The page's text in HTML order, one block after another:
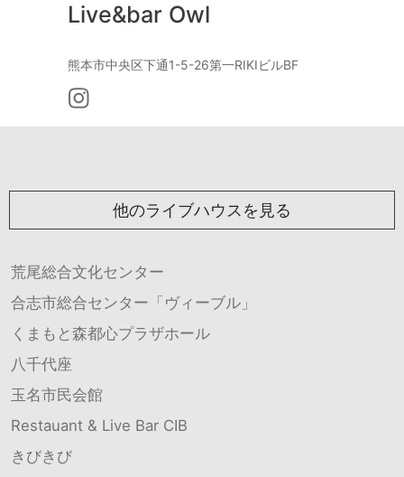
Live&bar Owl
熊本市中央区下通1-5-26第一RIKIビルBF
他のライブハウスを見る
荒尾総合文化センター
合志市総合センター「ヴィーブル」
くまもと森都心プラザホール
八千代座
玉名市民会館
Restauant & Live Bar CIB
きびきび